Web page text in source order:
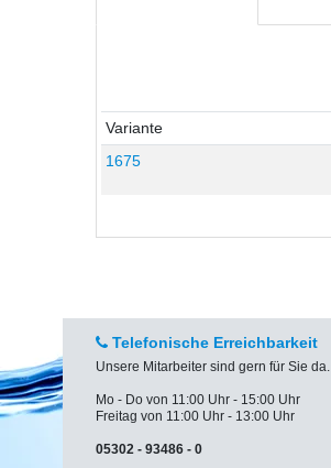
Variante
1675
Telefonische Erreichbarkeit
Unsere Mitarbeiter sind gern für Sie da.
Mo - Do von 11:00 Uhr - 15:00 Uhr
Freitag von 11:00 Uhr - 13:00 Uhr
05302 - 93486 - 0